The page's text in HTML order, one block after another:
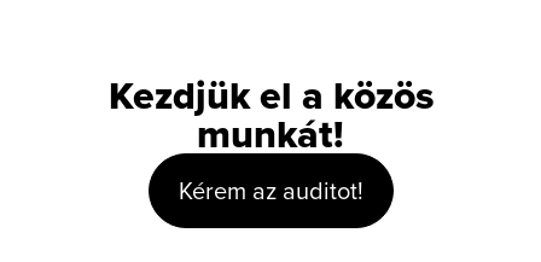
Kezdjük el a közös
munkát!
Kérem az auditot!